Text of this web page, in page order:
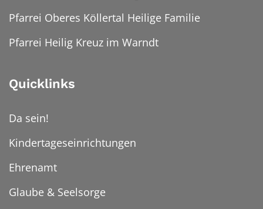
Pfarrei Oberes Köllertal Heilige Familie
Pfarrei Heilig Kreuz im Warndt
Quicklinks
Da sein!
Kindertageseinrichtungen
Ehrenamt
Glaube & Seelsorge